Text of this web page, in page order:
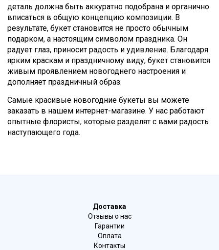
деталь должна быть аккуратно подобрана и органично
вписаться в общую концепцию композиции. В
результате, букет становится не просто обычным
подарком, а настоящим символом праздника. Он
радует глаз, приносит радость и удивление. Благодаря
ярким краскам и праздничному виду, букет становится
живым проявлением новогоднего настроения и
дополняет праздничный образ.
Самые красивые новогодние букеты вы можете
заказать в нашем интернет-магазине. У нас работают
опытные флористы, которые разделят с вами радость
наступающего года.
Доставка
Отзывы о нас
Гарантии
Оплата
Контакты